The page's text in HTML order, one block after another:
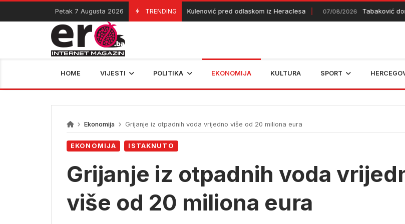
Skip
content
Petak 7 Augusta 2026 TRENDING
07/08/2026 Kulenović pred odlaskom iz Heraclesa 07/08/2026 Tabaković donio
HOME VIJESTI POLITIKA EKONOMIJA KULTURA SPORT
Ekonomija Grijanje iz otpadnih voda vrijedno više od 20 miliona eura
EKONOMIJA ISTAKNUTO
Grijanje iz otpadnih voda
više od 20 miliona eura